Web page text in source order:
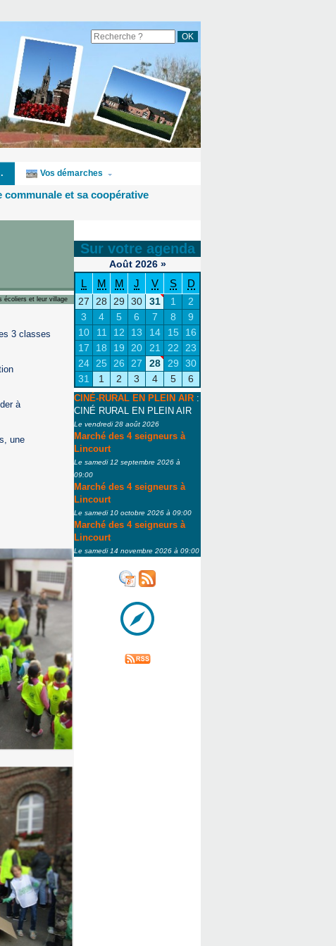
Vos démarches
communale et sa coopérative
écoliers et leur village
3 classes
à
une
Sur votre agenda
Août 2026 »
L M M J V S D
27 28 29 30 31 1
2
3
4 5 6 7 8
9
10
11 12 13 14 15
16
17
18 19 20 21 22
23
24
25 26 27 28 29
30
31
1 2 3 4 5 6
CINÉ-RURAL EN PLEIN AIR :
CINÉ RURAL EN PLEIN AIR
Le vendredi 28 août 2026
Marché des 4 seigneurs à
Lincourt
Le samedi 12 septembre 2026 à
09:00
Marché des 4 seigneurs à
Lincourt
Le samedi 10 octobre 2026 à 09:00
Marché des 4 seigneurs à
Lincourt
Le samedi 14 novembre 2026 à 09:00